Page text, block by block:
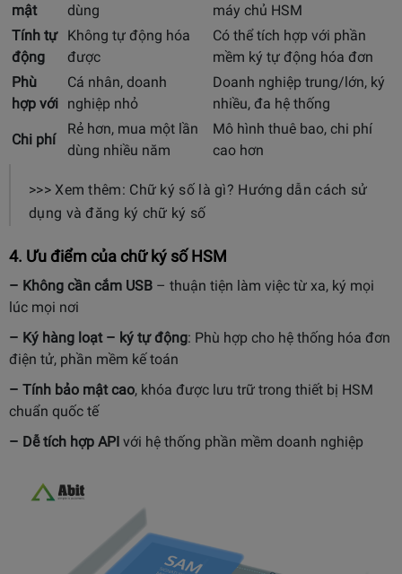
mật
dùng
máy chủ HSM
Tính tự
động
Không tự động hóa
được
Có thể tích hợp với phần
mềm ký tự động hóa đơn
Phù
hợp với
Cá nhân, doanh
nghiệp nhỏ
Doanh nghiệp trung/lớn, ký
nhiều, đa hệ thống
Chi phí
Rẻ hơn, mua một lần
dùng nhiều năm
Mô hình thuê bao, chi phí
cao hơn
>>> Xem thêm: Chữ ký số là gì? Hướng dẫn cách sử
dụng và đăng ký chữ ký số
4. Ưu điểm của chữ ký số HSM
– Không cần cắm USB – thuận tiện làm việc từ xa, ký mọi
lúc mọi nơi
– Ký hàng loạt – ký tự động: Phù hợp cho hệ thống hóa đơn
điện tử, phần mềm kế toán
– Tính bảo mật cao, khóa được lưu trữ trong thiết bị HSM
chuẩn quốc tế
– Dễ tích hợp API với hệ thống phần mềm doanh nghiệp